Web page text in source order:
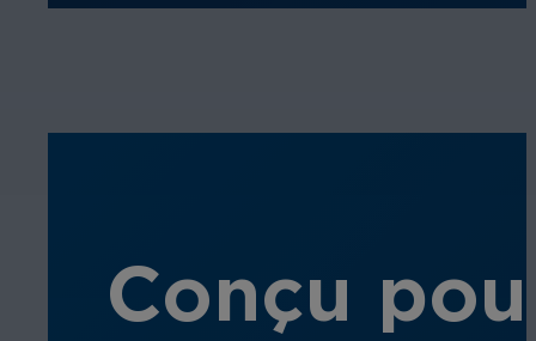
Conçu